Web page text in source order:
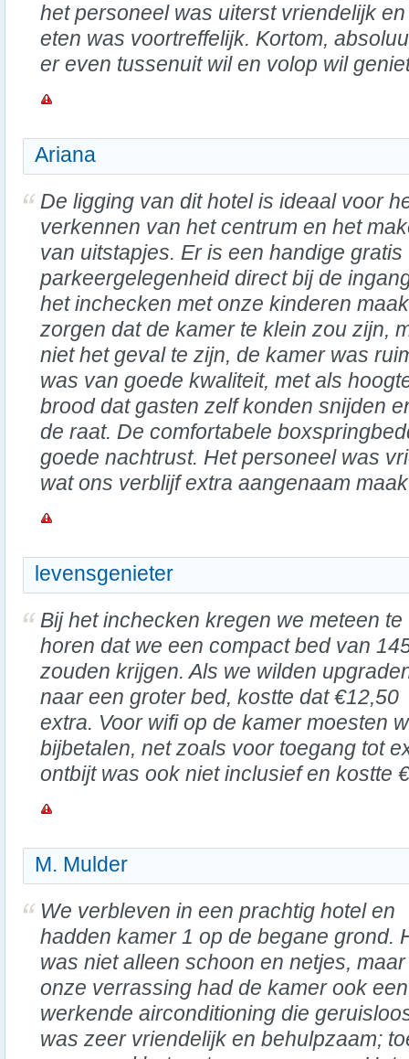
het personeel was uiterst vriendelijk
eten was voortreffelijk. Kortom,
er even tussenuit wil en volop wil
Ariana
De ligging van dit hotel is ideaal voor
verkennen van het centrum en het
van uitstapjes. Er is een handige gratis
parkeergelegenheid direct bij de
het inchecken met onze kinderen
zorgen dat de kamer te klein zou zijn,
niet het geval te zijn, de kamer was
was van goede kwaliteit, met als
brood dat gasten zelf konden snijden
de raat. De comfortabele
goede nachtrust. Het personeel was
wat ons verblijf extra aangenaam
levensgenieter
Bij het inchecken kregen we meteen te
horen dat we een compact bed van
zouden krijgen. Als we wilden
naar een groter bed, kostte dat €12,50
extra. Voor wifi op de kamer moesten
bijbetalen, net zoals voor toegang tot
ontbijt was ook niet inclusief en kostte
M. Mulder
We verbleven in een prachtig hotel en
hadden kamer 1 op de begane grond.
was niet alleen schoon en netjes, maar
onze verrassing had de kamer ook een
werkende airconditioning die
was zeer vriendelijk en behulpzaam;